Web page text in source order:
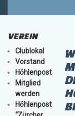
VEREIN
Clublokal
Vorstand
Höhlenpost
Mitglied
werden
Höhlenpost